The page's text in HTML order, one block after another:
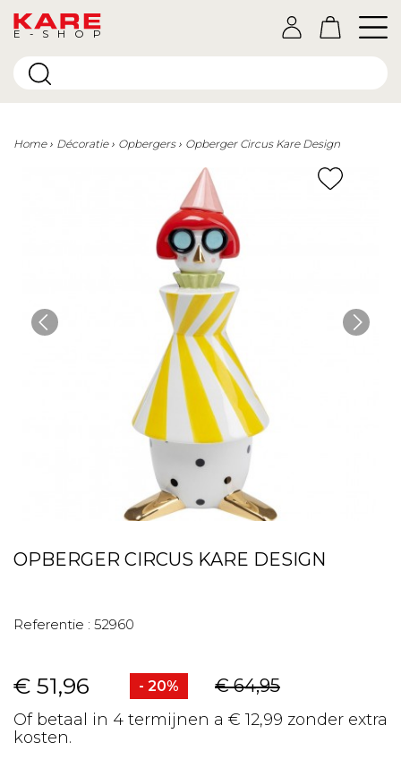
E-SHOP
Home Décoratie Opbergers Opberger Circus Kare Design
OPBERGER CIRCUS KARE DESIGN
Referentie : 52960
€ 51,96 - 20% € 64,95
Of betaal in 4 termijnen a € 12,99 zonder extra
kosten.